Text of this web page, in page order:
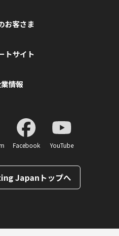
お客さま
トサイト
情報
Facebook YouTube
Japanトップへ